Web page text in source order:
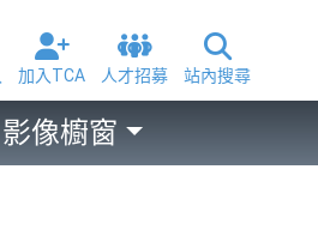
加入TCA 人才招募 站內搜尋
影像櫥窗